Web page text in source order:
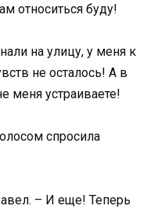
относиться буду!
на улицу, у меня к
не осталось! А в
меня устраиваете!
спросила
– И еще! Теперь